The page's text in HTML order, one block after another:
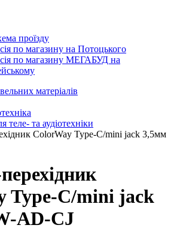
проїзду
по магазину на Потоцького
по магазину МЕГАБУД на
матеріалів
теле- та аудіотехніки
ColorWay Type-C/mini jack 3,5мм
Type-C/mini jack
AD-CJ